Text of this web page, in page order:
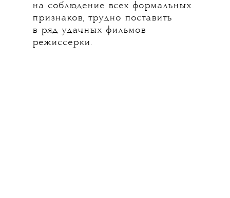
на соблюдение всех формальных
признаков, трудно поставить
в ряд удачных фильмов
режиссерки.